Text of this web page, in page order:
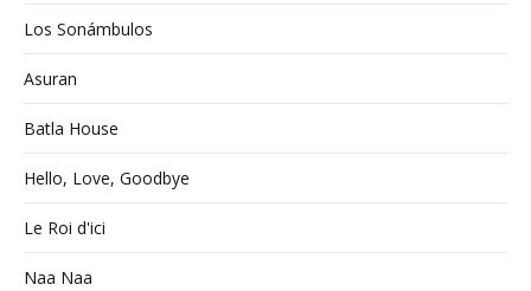
Los Sonámbulos
Asuran
Batla House
Hello, Love, Goodbye
Le Roi d'ici
Naa Naa